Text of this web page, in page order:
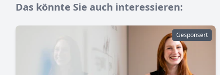
Das könnte Sie auch interessieren:
Gesponsert